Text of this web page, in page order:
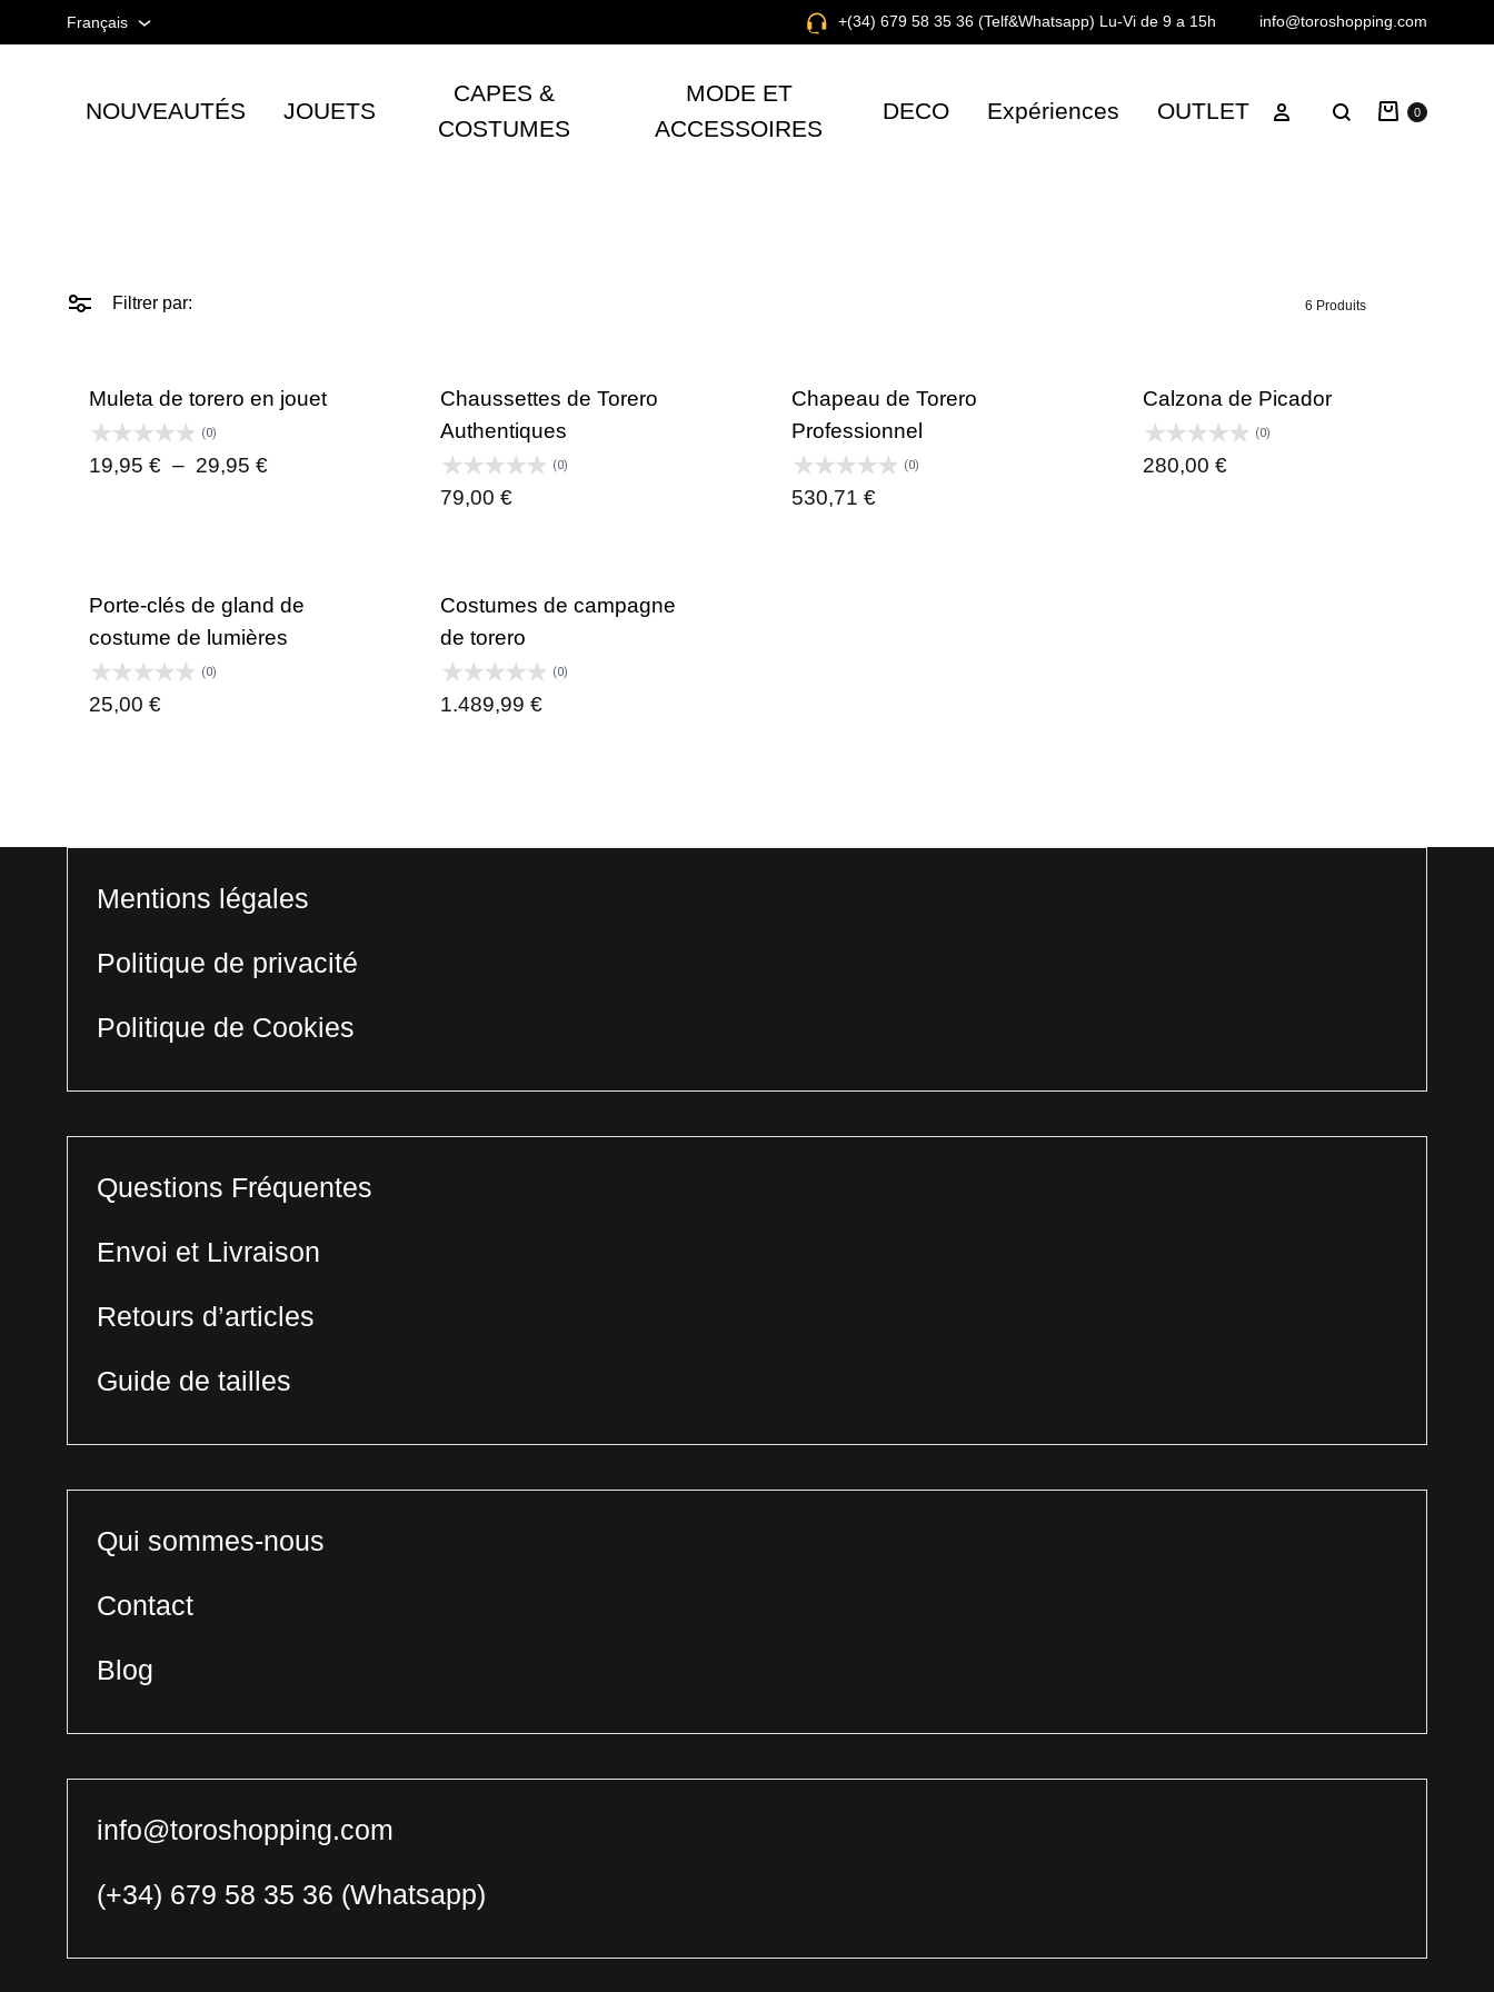
Français
Espagnol
+(34) 679 58 35 36 (Telf&Whatsapp) Lu-Vi de 9 a 15h info@toroshopping.com
Tienda
moda
NOUVEAUTÉS JOUETS
CAPES &
COSTUMES
MODE ET
ACCESSOIRES
DECO Expériences OUTLET Se connecter
ChercherPanier
0
Filtrer par: 6 Produits
Muleta de torero en jouet
(0)
19,95 € – 29,95 €Plage
à
Chaussettes de Torero
Authentiques
(0)
79,00 €
Chapeau de Torero
Professionnel
(0)
530,71 €
Calzona de Picador
(0)
280,00 €
Porte-clés de gland de
costume de lumières
(0)
25,00 €
Costumes de campagne
de torero
(0)
1.489,99 €
Mentions légales
Politique de privacité
Politique de Cookies
Questions Fréquentes
Envoi et Livraison
Retours d’articles
Guide de tailles
Qui sommes-nous
Contact
Blog
info@toroshopping.com
(+34) 679 58 35 36 (Whatsapp)